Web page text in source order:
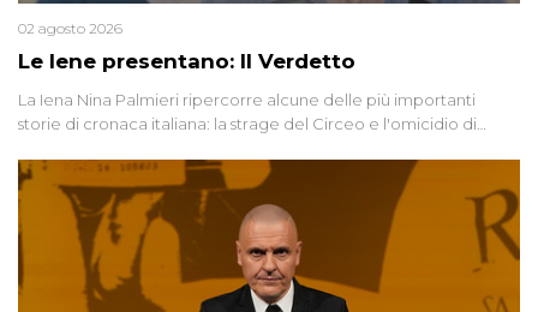
Le Iene presentano: Il Verdetto
02 agosto 2026
La Iena Nina Palmieri ripercorre alcune delle più importanti
storie di cronaca italiana: la strage del Circeo e l'omicidio di